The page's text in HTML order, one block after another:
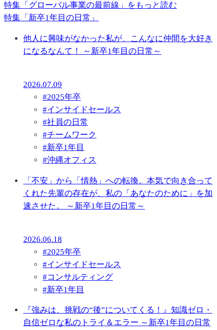
特集「グローバル事業の最前線」をもっと読む
特集「新卒1年目の日常」
他人に興味がなかった私が、こんなに仲間を大好き
になるなんて！ ～新卒1年目の日常～
2026.07.09
#2025年卒
#インサイドセールス
#社員の日常
#チームワーク
#新卒1年目
#沖縄オフィス
「不安」から「情熱」への転換。本気で向き合って
くれた先輩の存在が、私の「あなたのために」を加
速させた。 ～新卒1年目の日常～
2026.06.18
#2025年卒
#インサイドセールス
#コンサルティング
#新卒1年目
『強みは、挑戦の“後”についてくる！』知識ゼロ・
自信ゼロな私のトライ＆エラー ～新卒1年目の日常